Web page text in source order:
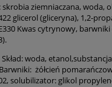
: skrobia ziemniaczana, woda,
glicerol (gliceryna), 1,2-
Kwas cytrynowy, barwniki
Skład: woda,
żółcień
solubilizator: glikol